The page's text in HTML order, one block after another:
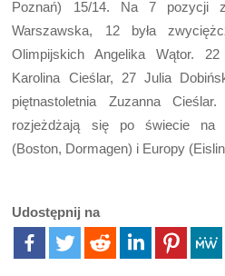
Poznań) 15/14. Na 7 pozycji
Warszawska, 12 była
Olimpijskich Angelika Wątor.
Karolina Cieślar, 27 Julia
piętnastoletnia Zuzanna
rozjeżdżają się po świecie na
(Boston, Dormagen) i Europy
Udostępnij na